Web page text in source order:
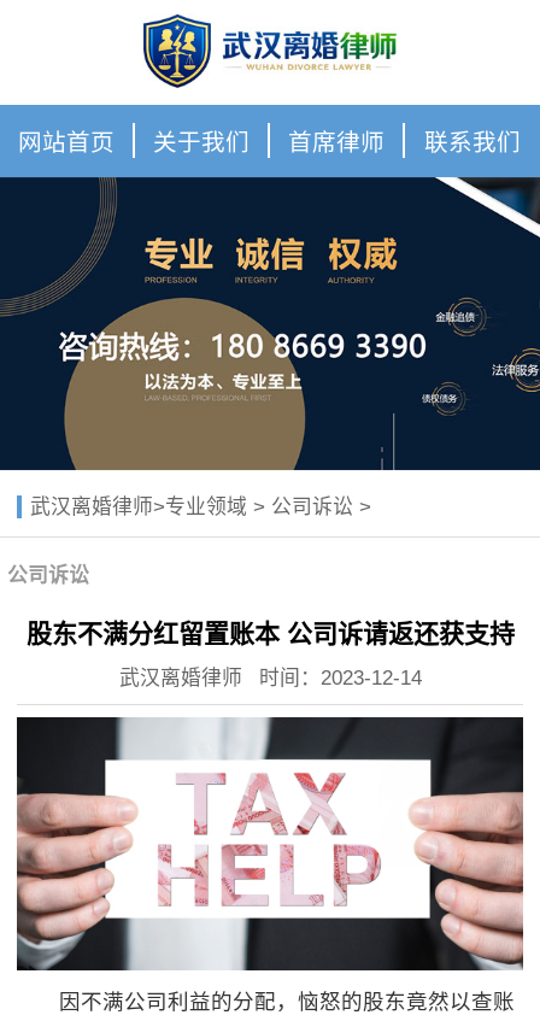
网站首页 关于我们 首席律师 联系我们
武汉离婚律师>专业领域 > 公司诉讼 >
公司诉讼
股东不满分红留置账本 公司诉请返还获支持
武汉离婚律师 时间：2023-12-14
因不满公司利益的分配，恼怒的股东竟然以查账